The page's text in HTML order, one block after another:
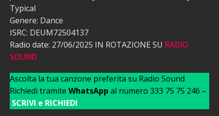
Typical
Genere: Dance
ISRC: DEUM72504137
Radio date: 27/06/2025 IN ROTAZIONE SU RADIO
SOUND
Ascolta la tua canzone preferita su Radio Sound
Richiedi tramite WhatsApp al numero 333 75 75 246 –
SCRIVI e RICHIEDI